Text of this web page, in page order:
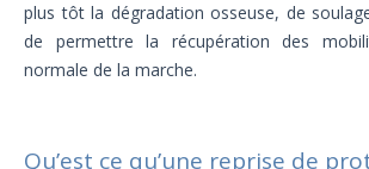
plus tôt la dégradation osseuse, de
de permettre la récupération des
normale de la marche.
Qu’est ce qu’une reprise de